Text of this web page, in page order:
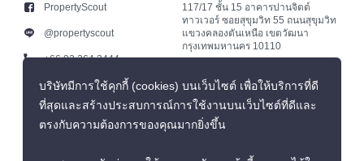
PropertyScout
@propertyscout
+66 92 264 3444
+66 92 264 3444
contact@propertyscout.co.th
117/17 ชั้น 15 อาคารปานจิตต์
ทาวเวอร์ ซอยสุขุมวิท 55 ถนนสุขุมวิท
แขวงคลองตันเหนือ เขตวัฒนา
กรุงเทพมหานคร 10110
บริษัทมีการใช้คุกกี้ (cookies) บนเว็บไซต์ เพื่อให้บริการที่ดี
ที่สุดและสร้างประสบการณ์การใช้งานบนเว็บไซต์ที่ดีและ
ตรงกับความต้องการของคุณมากยิ่งขึ้น